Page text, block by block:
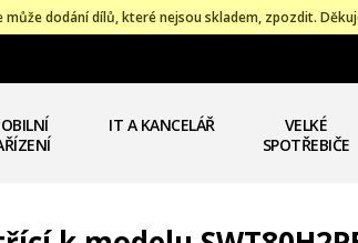
může dodání dílů, které nejsou skladem, zpozdit.
IT A KANCELÁŘ
VELKÉ
SPOTŘEBIČE